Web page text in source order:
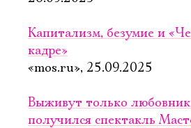
Капитализм, безумие и
кадре»
«mos.ru», 25.09.2025
Выживут только
получился спектакль